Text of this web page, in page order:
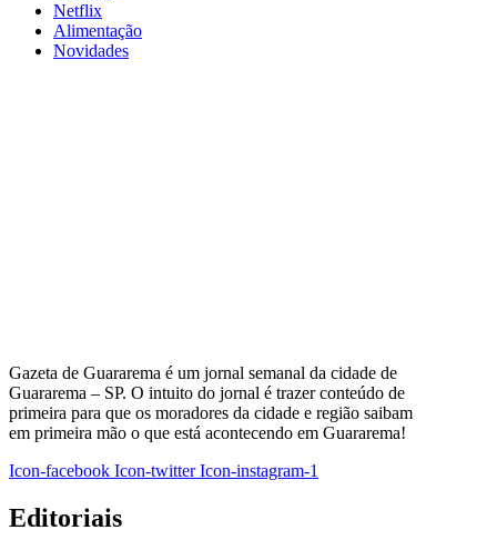
Netflix
Alimentação
Novidades
Gazeta de Guararema é um jornal semanal da cidade de
Guararema – SP. O intuito do jornal é trazer conteúdo de
primeira para que os moradores da cidade e região saibam
em primeira mão o que está acontecendo em Guararema!
Icon-facebook Icon-twitter Icon-instagram-1
Editoriais